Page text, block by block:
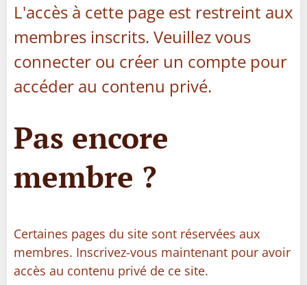
L'accès à cette page est restreint aux
membres inscrits. Veuillez vous
connecter ou créer un compte pour
accéder au contenu privé.
Pas encore
membre ?
Certaines pages du site sont réservées aux
membres. Inscrivez-vous maintenant pour avoir
accès au contenu privé de ce site.